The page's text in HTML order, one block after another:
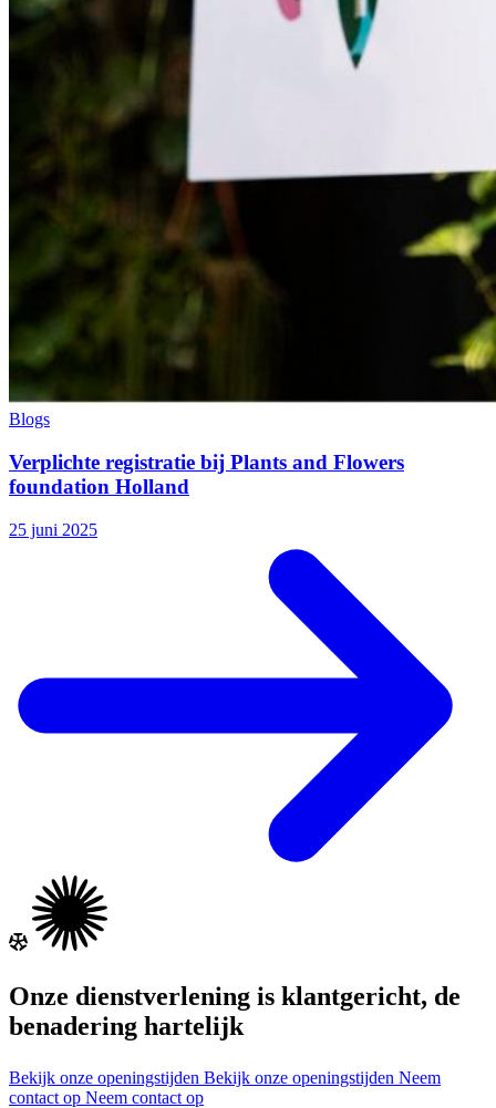
Blogs
Verplichte registratie bij Plants and Flowers
foundation Holland
25 juni 2025
Onze dienstverlening is klantgericht, de
benadering hartelijk
Bekijk onze openingstijden Bekijk onze openingstijden Neem
contact op Neem contact op